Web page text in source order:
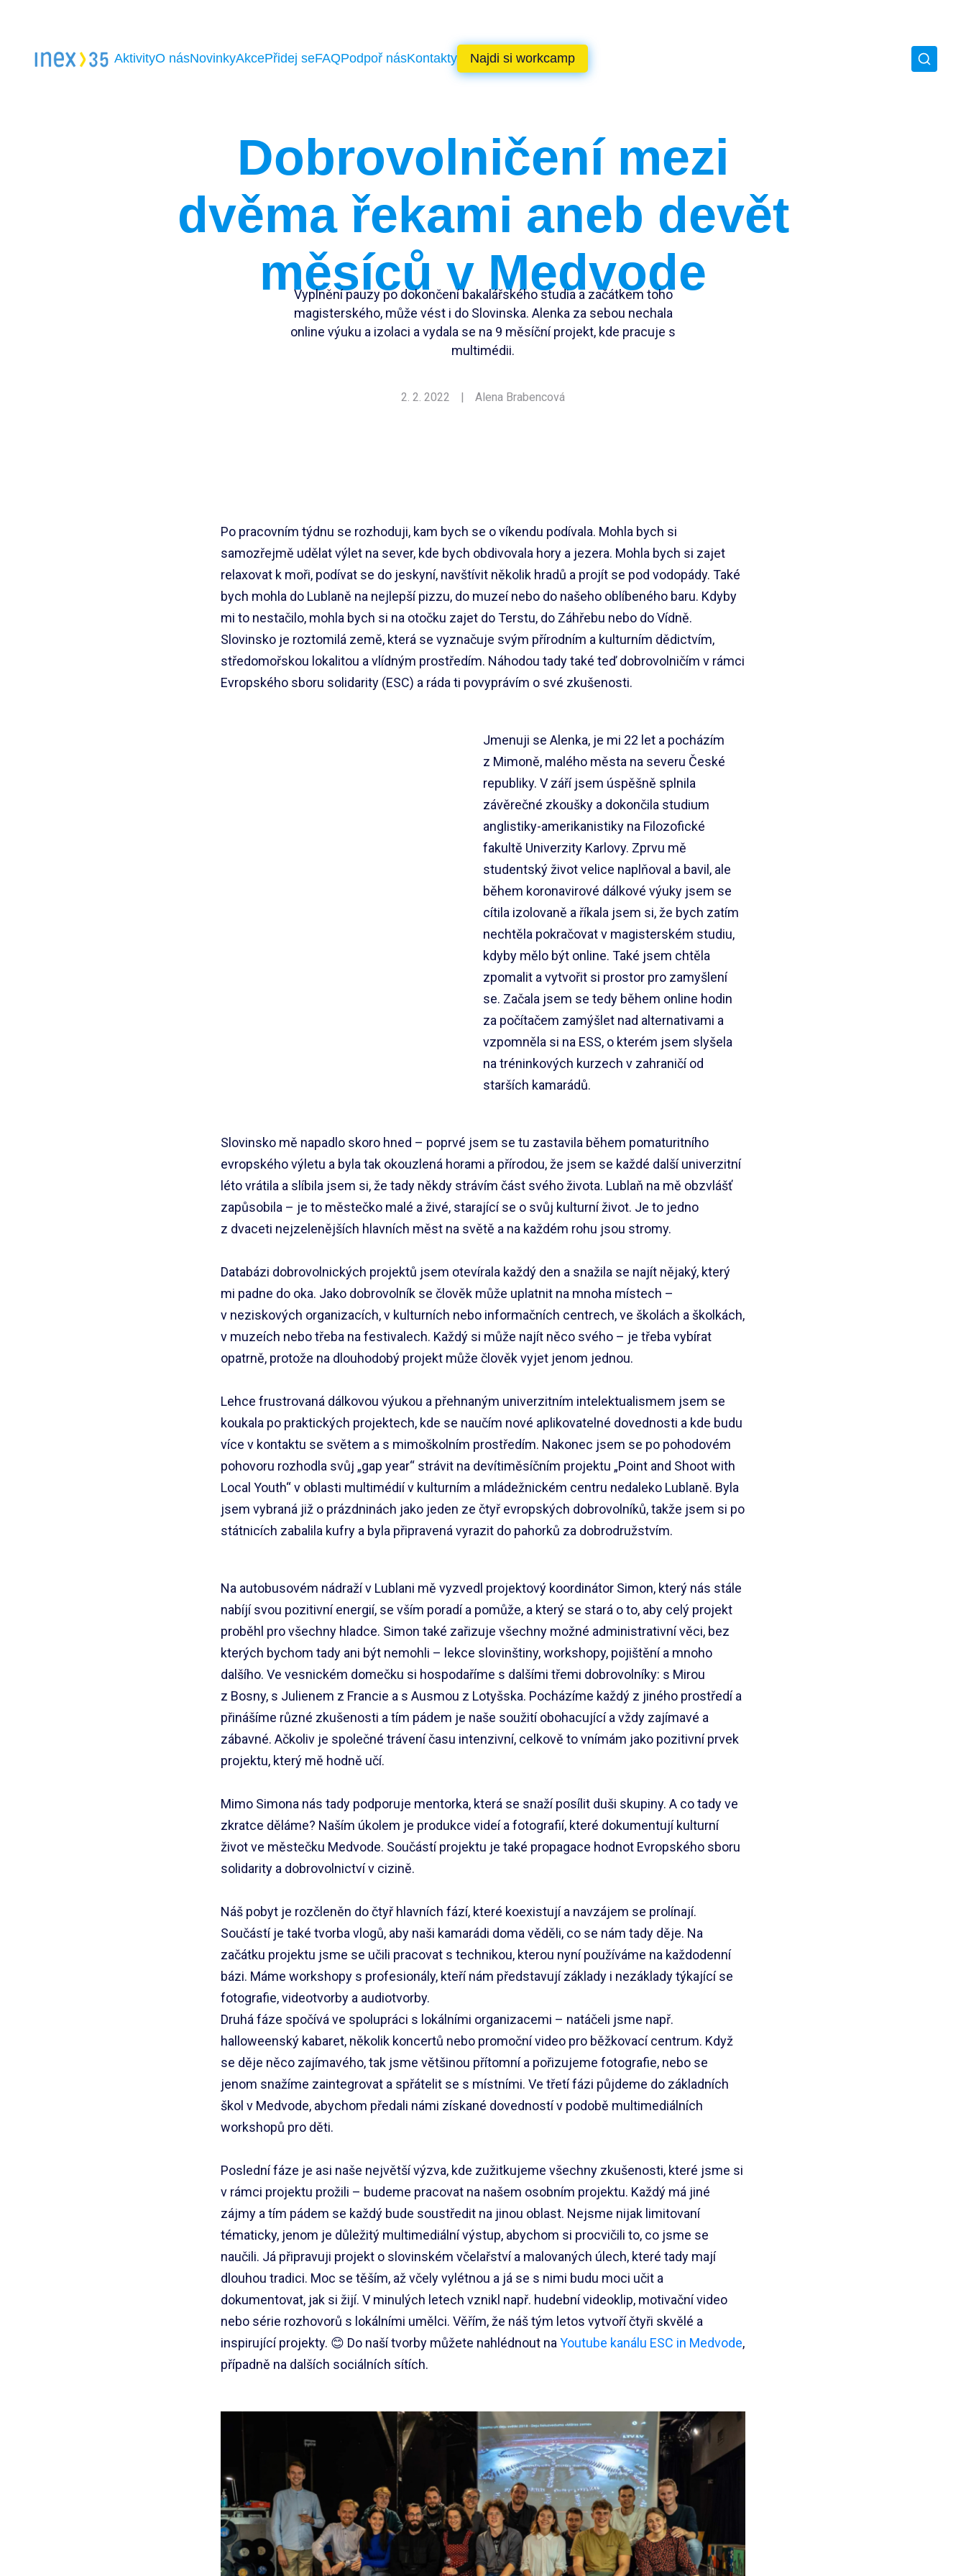
AktivityO násNovinkyAkcePřidej seFAQPodpoř násKontakty Najdi si workcamp
Dobrovolničení mezi
dvěma řekami aneb devět
měsíců v Medvode
Vyplnění pauzy po dokončení bakalářského studia a začátkem toho
magisterského, může vést i do Slovinska. Alenka za sebou nechala
online výuku a izolaci a vydala se na 9 měsíční projekt, kde pracuje s
multimédii.
2. 2. 2022 | Alena Brabencová
Po pracovním týdnu se rozhoduji, kam bych se o víkendu podívala. Mohla bych si
samozřejmě udělat výlet na sever, kde bych obdivovala hory a jezera. Mohla bych si zajet
relaxovat k moři, podívat se do jeskyní, navštívit několik hradů a projít se pod vodopády. Také
bych mohla do Lublaně na nejlepší pizzu, do muzeí nebo do našeho oblíbeného baru. Kdyby
mi to nestačilo, mohla bych si na otočku zajet do Terstu, do Záhřebu nebo do Vídně.
Slovinsko je roztomilá země, která se vyznačuje svým přírodním a kulturním dědictvím,
středomořskou lokalitou a vlídným prostředím. Náhodou tady také teď dobrovolničím v rámci
Evropského sboru solidarity (ESC) a ráda ti povyprávím o své zkušenosti.
Jmenuji se Alenka, je mi 22 let a pocházím
z Mimoně, malého města na severu České
republiky. V září jsem úspěšně splnila
závěrečné zkoušky a dokončila studium
anglistiky-amerikanistiky na Filozofické
fakultě Univerzity Karlovy. Zprvu mě
studentský život velice naplňoval a bavil, ale
během koronavirové dálkové výuky jsem se
cítila izolovaně a říkala jsem si, že bych zatím
nechtěla pokračovat v magisterském studiu,
kdyby mělo být online. Také jsem chtěla
zpomalit a vytvořit si prostor pro zamyšlení
se. Začala jsem se tedy během online hodin
za počítačem zamýšlet nad alternativami a
vzpomněla si na ESS, o kterém jsem slyšela
na tréninkových kurzech v zahraničí od
starších kamarádů.
Slovinsko mě napadlo skoro hned – poprvé jsem se tu zastavila během pomaturitního
evropského výletu a byla tak okouzlená horami a přírodou, že jsem se každé další univerzitní
léto vrátila a slíbila jsem si, že tady někdy strávím část svého života. Lublaň na mě obzvlášť
zapůsobila – je to městečko malé a živé, starající se o svůj kulturní život. Je to jedno
z dvaceti nejzelenějších hlavních měst na světě a na každém rohu jsou stromy.
Databázi dobrovolnických projektů jsem otevírala každý den a snažila se najít nějaký, který
mi padne do oka. Jako dobrovolník se člověk může uplatnit na mnoha místech –
v neziskových organizacích, v kulturních nebo informačních centrech, ve školách a školkách,
v muzeích nebo třeba na festivalech. Každý si může najít něco svého – je třeba vybírat
opatrně, protože na dlouhodobý projekt může člověk vyjet jenom jednou.
Lehce frustrovaná dálkovou výukou a přehnaným univerzitním intelektualismem jsem se
koukala po praktických projektech, kde se naučím nové aplikovatelné dovednosti a kde budu
více v kontaktu se světem a s mimoškolním prostředím. Nakonec jsem se po pohodovém
pohovoru rozhodla svůj „gap year“ strávit na devítiměsíčním projektu „Point and Shoot with
Local Youth“ v oblasti multimédií v kulturním a mládežnickém centru nedaleko Lublaně. Byla
jsem vybraná již o prázdninách jako jeden ze čtyř evropských dobrovolníků, takže jsem si po
státnicích zabalila kufry a byla připravená vyrazit do pahorků za dobrodružstvím.
Na autobusovém nádraží v Lublani mě vyzvedl projektový koordinátor Simon, který nás stále
nabíjí svou pozitivní energií, se vším poradí a pomůže, a který se stará o to, aby celý projekt
proběhl pro všechny hladce. Simon také zařizuje všechny možné administrativní věci, bez
kterých bychom tady ani být nemohli – lekce slovinštiny, workshopy, pojištění a mnoho
dalšího. Ve vesnickém domečku si hospodaříme s dalšími třemi dobrovolníky: s Mirou
z Bosny, s Julienem z Francie a s Ausmou z Lotyšska. Pocházíme každý z jiného prostředí a
přinášíme různé zkušenosti a tím pádem je naše soužití obohacující a vždy zajímavé a
zábavné. Ačkoliv je společné trávení času intenzivní, celkově to vnímám jako pozitivní prvek
projektu, který mě hodně učí.
Mimo Simona nás tady podporuje mentorka, která se snaží posílit duši skupiny. A co tady ve
zkratce děláme? Naším úkolem je produkce videí a fotografií, které dokumentují kulturní
život ve městečku Medvode. Součástí projektu je také propagace hodnot Evropského sboru
solidarity a dobrovolnictví v cizině.
Náš pobyt je rozčleněn do čtyř hlavních fází, které koexistují a navzájem se prolínají.
Součástí je také tvorba vlogů, aby naši kamarádi doma věděli, co se nám tady děje. Na
začátku projektu jsme se učili pracovat s technikou, kterou nyní používáme na každodenní
bázi. Máme workshopy s profesionály, kteří nám představují základy i nezáklady týkající se
fotografie, videotvorby a audiotvorby.
Druhá fáze spočívá ve spolupráci s lokálními organizacemi – natáčeli jsme např.
halloweenský kabaret, několik koncertů nebo promoční video pro běžkovací centrum. Když
se děje něco zajímavého, tak jsme většinou přítomní a pořizujeme fotografie, nebo se
jenom snažíme zaintegrovat a spřátelit se s místními. Ve třetí fázi půjdeme do základních
škol v Medvode, abychom předali námi získané dovedností v podobě multimediálních
workshopů pro děti.
Poslední fáze je asi naše největší výzva, kde zužitkujeme všechny zkušenosti, které jsme si
v rámci projektu prožili – budeme pracovat na našem osobním projektu. Každý má jiné
zájmy a tím pádem se každý bude soustředit na jinou oblast. Nejsme nijak limitovaní
tématicky, jenom je důležitý multimediální výstup, abychom si procvičili to, co jsme se
naučili. Já připravuji projekt o slovinském včelařství a malovaných úlech, které tady mají
dlouhou tradici. Moc se těším, až včely vylétnou a já se s nimi budu moci učit a
dokumentovat, jak si žijí. V minulých letech vznikl např. hudební videoklip, motivační video
nebo série rozhovorů s lokálními umělci. Věřím, že náš tým letos vytvoří čtyři skvělé a
inspirující projekty. 😊 Do naší tvorby můžete nahlédnout na Youtube kanálu ESC in Medvode,
případně na dalších sociálních sítích.